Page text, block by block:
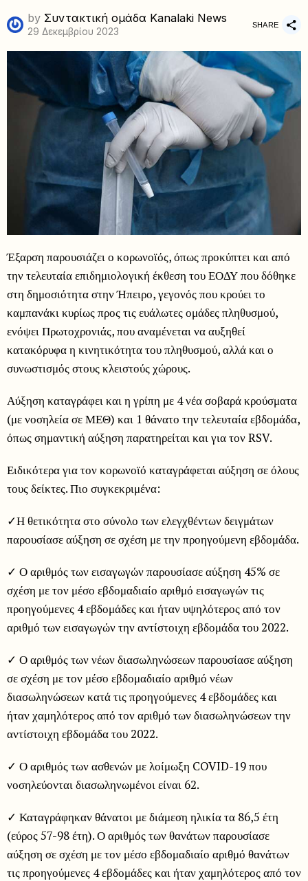
by Συντακτική ομάδα Kanalaki News
29 Δεκεμβρίου 2023
SHARE
Έξαρση παρουσιάζει ο κορωνοϊός, όπως προκύπτει και από
την τελευταία επιδημιολογική έκθεση του ΕΟΔΥ που δόθηκε
στη δημοσιότητα στην Ήπειρο, γεγονός που κρούει το
καμπανάκι κυρίως προς τις ευάλωτες ομάδες πληθυσμού,
ενόψει Πρωτοχρονιάς, που αναμένεται να αυξηθεί
κατακόρυφα η κινητικότητα του πληθυσμού, αλλά και ο
συνωστισμός στους κλειστούς χώρους.
Αύξηση καταγράφει και η γρίπη με 4 νέα σοβαρά κρούσματα
(με νοσηλεία σε ΜΕΘ) και 1 θάνατο την τελευταία εβδομάδα,
όπως σημαντική αύξηση παρατηρείται και για τον RSV.
Ειδικότερα για τον κορωνοϊό καταγράφεται αύξηση σε όλους
τους δείκτες. Πιο συγκεκριμένα:
✓Η θετικότητα στο σύνολο των ελεγχθέντων δειγμάτων
παρουσίασε αύξηση σε σχέση με την προηγούμενη εβδομάδα.
✓ Ο αριθμός των εισαγωγών παρουσίασε αύξηση 45% σε
σχέση με τον μέσο εβδομαδιαίο αριθμό εισαγωγών τις
προηγούμενες 4 εβδομάδες και ήταν υψηλότερος από τον
αριθμό των εισαγωγών την αντίστοιχη εβδομάδα του 2022.
✓ Ο αριθμός των νέων διασωληνώσεων παρουσίασε αύξηση
σε σχέση με τον μέσο εβδομαδιαίο αριθμό νέων
διασωληνώσεων κατά τις προηγούμενες 4 εβδομάδες και
ήταν χαμηλότερος από τον αριθμό των διασωληνώσεων την
αντίστοιχη εβδομάδα του 2022.
✓ Ο αριθμός των ασθενών με λοίμωξη COVID-19 που
νοσηλεύονται διασωληνωμένοι είναι 62.
✓ Καταγράφηκαν θάνατοι με διάμεση ηλικία τα 86,5 έτη
(εύρος 57-98 έτη). Ο αριθμός των θανάτων παρουσίασε
αύξηση σε σχέση με τον μέσο εβδομαδιαίο αριθμό θανάτων
τις προηγούμενες 4 εβδομάδες και ήταν χαμηλότερος από τον